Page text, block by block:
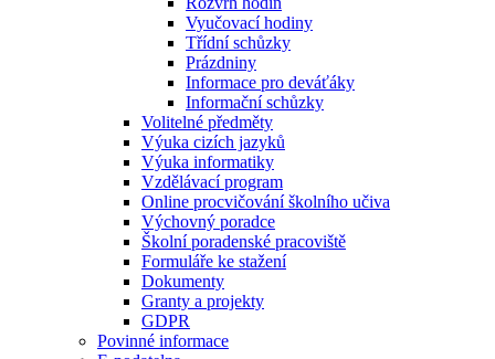
Vyučovací hodiny
Třídní schůzky
Prázdniny
Informace pro deváťáky
Informační schůzky
Volitelné předměty
Výuka cizích jazyků
Výuka informatiky
Vzdělávací program
Online procvičování školního učiva
Výchovný poradce
Školní poradenské pracoviště
Formuláře ke stažení
Dokumenty
Granty a projekty
GDPR
Povinné informace